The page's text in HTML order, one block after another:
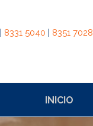
| 8331 5040 | 8351 7028
INICIO